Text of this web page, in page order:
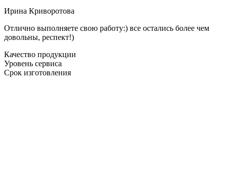
Ирина Криворотова
Отлично выполняете свою работу:) все остались более чем
довольны, респект!)
Качество продукции
Уровень сервиса
Срок изготовления